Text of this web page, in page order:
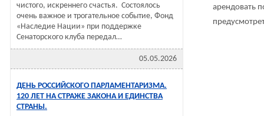
чистого, искреннего счастья. Состоялось
очень важное и трогательное событие, Фонд
«Наследие Нации» при поддержке
Сенаторского клуба передал…
05.05.2026
ДЕНЬ РОССИЙСКОГО ПАРЛАМЕНТАРИЗМА.
120 ЛЕТ НА СТРАЖЕ ЗАКОНА И ЕДИНСТВА
СТРАНЫ.
арендовать